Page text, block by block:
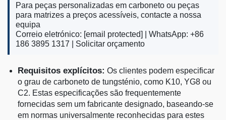
Para peças personalizadas em carboneto ou peças
para matrizes a preços acessíveis, contacte a nossa
equipa
Correio eletrónico: [email protected]
| WhatsApp: +86
186 3895 1317 | Solicitar orçamento
Requisitos explícitos: Os clientes podem especificar
o grau de carboneto de tungsténio, como K10, YG8 ou
C2. Estas especificações são frequentemente
fornecidas sem um fabricante designado, baseando-se
em normas universalmente reconhecidas para estes